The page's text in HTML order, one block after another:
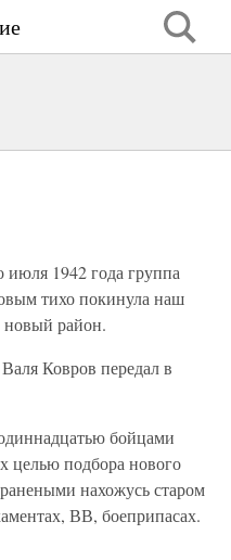
июля 1942 года группа
тихо покинула наш
новый район.
Ковров передал в
бойцами
целью подбора нового
нахожусь старом
ВВ, боеприпасах.